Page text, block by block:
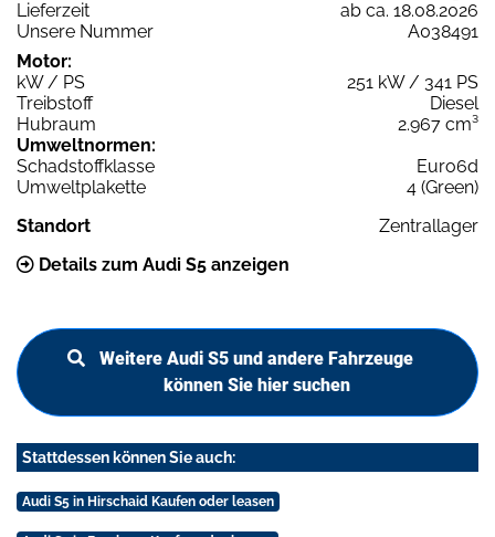
Lieferzeit
ab ca. 18.08.2026
Unsere Nummer
A038491
Motor:
kW / PS
251 kW / 341 PS
Treibstoff
Diesel
Hubraum
2.967 cm³
Umweltnormen:
Schadstoffklasse
Euro6d
Umweltplakette
4 (Green)
Standort
Zentrallager
Details zum Audi S5 anzeigen
Weitere Audi S5 und andere Fahrzeuge
können Sie hier suchen
Stattdessen können Sie auch:
Audi S5 in Hirschaid Kaufen oder leasen